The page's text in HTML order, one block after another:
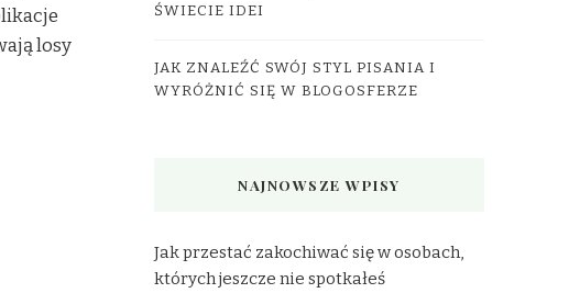
losy
ŚWIECIE IDEI
JAK ZNALEŹĆ SWÓJ STYL PISANIA I
WYRÓŻNIĆ SIĘ W BLOGOSFERZE
NAJNOWSZE WPISY
Jak przestać zakochiwać się w osobach,
których jeszcze nie spotkałeś